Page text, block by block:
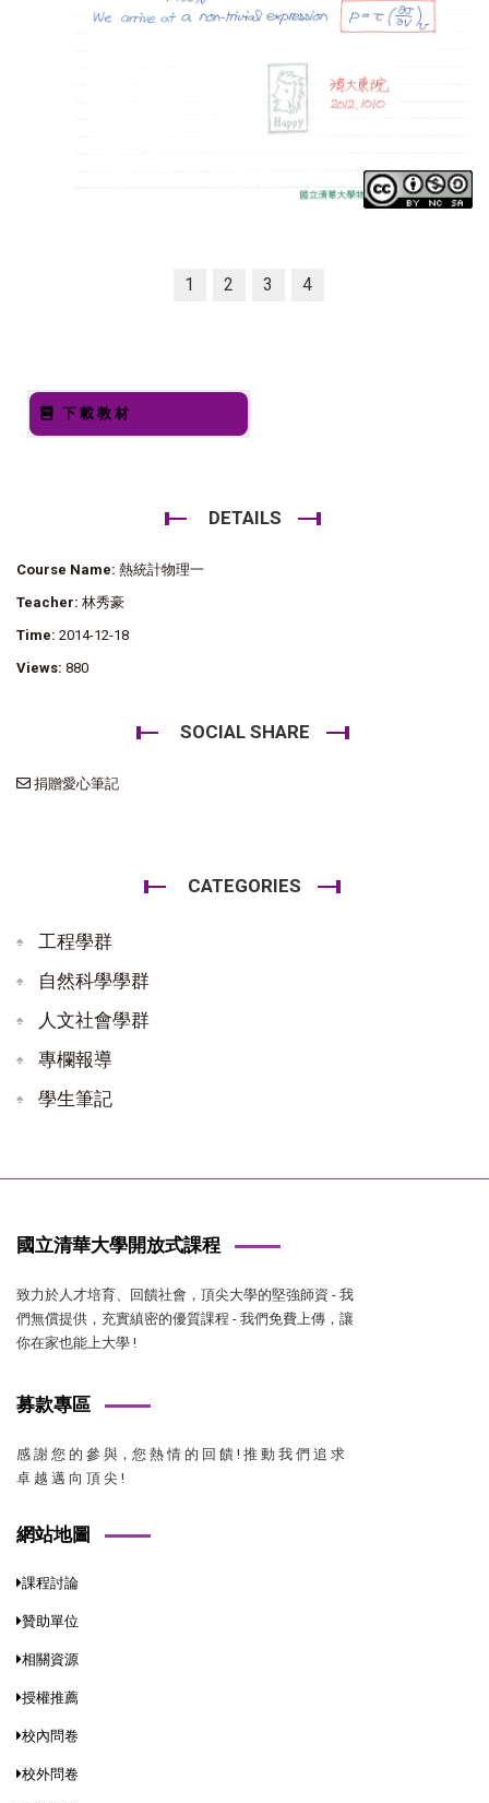
1 2 3 4
下載教材
DETAILS
Course Name: 熱統計物理一
Teacher: 林秀豪
Time: 2014-12-18
Views: 880
SOCIAL SHARE
捐贈愛心筆記
CATEGORIES
工程學群
自然科學學群
人文社會學群
專欄報導
學生筆記
國立清華大學開放式課程
致力於人才培育、回饋社會，頂尖大學的堅強師資 - 我
們無償提供，充實縝密的優質課程 - 我們免費上傳，讓
你在家也能上大學 !
募款專區
感 謝 您 的 參 與，您 熱 情 的 回 饋 ! 推 動 我 們 追 求
卓 越 邁 向 頂 尖 !
網站地圖
課程討論
贊助單位
相關資源
授權推薦
校內問卷
校外問卷